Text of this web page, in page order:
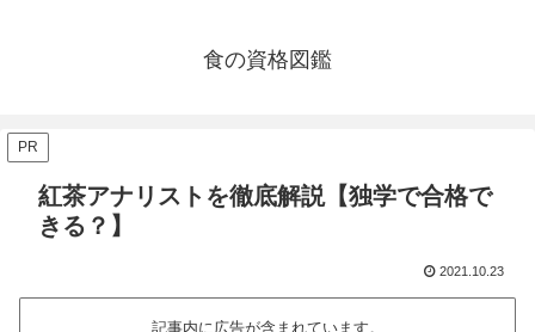
食の資格図鑑
PR
紅茶アナリストを徹底解説【独学で合格で
きる？】
2021.10.23
記事内に広告が含まれています。